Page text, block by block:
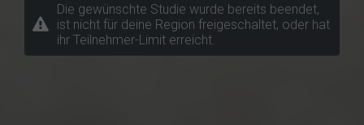
Die gewünschte Studie wurde bereits beendet,
ist nicht für deine Region freigeschaltet, oder hat
ihr Teilnehmer-Limit erreicht.